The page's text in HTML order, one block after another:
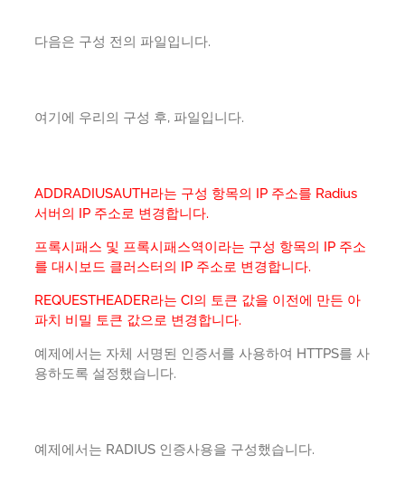
다음은 구성 전의 파일입니다.
여기에 우리의 구성 후, 파일입니다.
ADDRADIUSAUTH라는 구성 항목의 IP 주소를 Radius
서버의 IP 주소로 변경합니다.
프록시패스 및 프록시패스역이라는 구성 항목의 IP 주소
를 대시보드 클러스터의 IP 주소로 변경합니다.
REQUESTHEADER라는 CI의 토큰 값을 이전에 만든 아
파치 비밀 토큰 값으로 변경합니다.
예제에서는 자체 서명된 인증서를 사용하여 HTTPS를 사
용하도록 설정했습니다.
예제에서는 RADIUS 인증사용을 구성했습니다.